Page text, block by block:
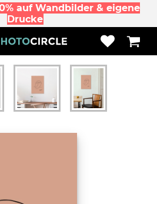
auf Wandbilder & eigene
Drucke